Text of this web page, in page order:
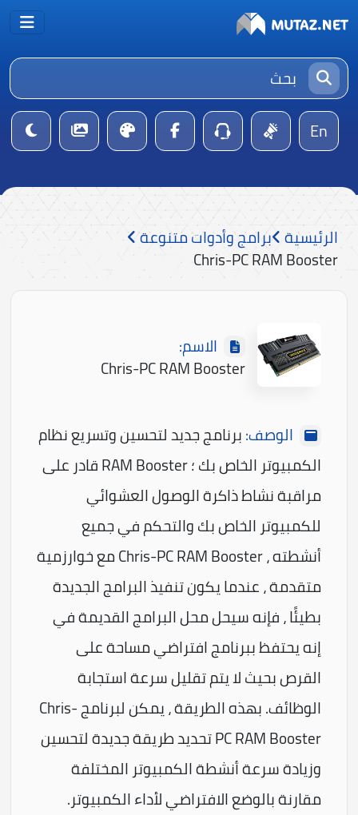
En
الرئيسية برامج وأدوات متنوعة
Chris-PC RAM Booster
الاسم:
Chris-PC RAM Booster
الوصف:برنامج جديد لتحسين وتسريع نظام
الكمبيوتر الخاص بك ؛ RAM Booster قادر على
مراقبة نشاط ذاكرة الوصول العشوائي
للكمبيوتر الخاص بك والتحكم في جميع
أنشطته ، Chris-PC RAM Booster مع خوارزمية
متقدمة ، عندما يكون تنفيذ البرامج الجديدة
بطيئًا ، فإنه سيحل محل البرامج القديمة في
إنه يحتفظ ببرنامج افتراضي مساحة على
القرص بحيث لا يتم تقليل سرعة استجابة
الوظائف. بهذه الطريقة ، يمكن لبرنامج Chris-
PC RAM Booster تحديد طريقة جديدة لتحسين
وزيادة سرعة أنشطة الكمبيوتر المختلفة
مقارنة بالوضع الافتراضي لأداء الكمبيوتر.